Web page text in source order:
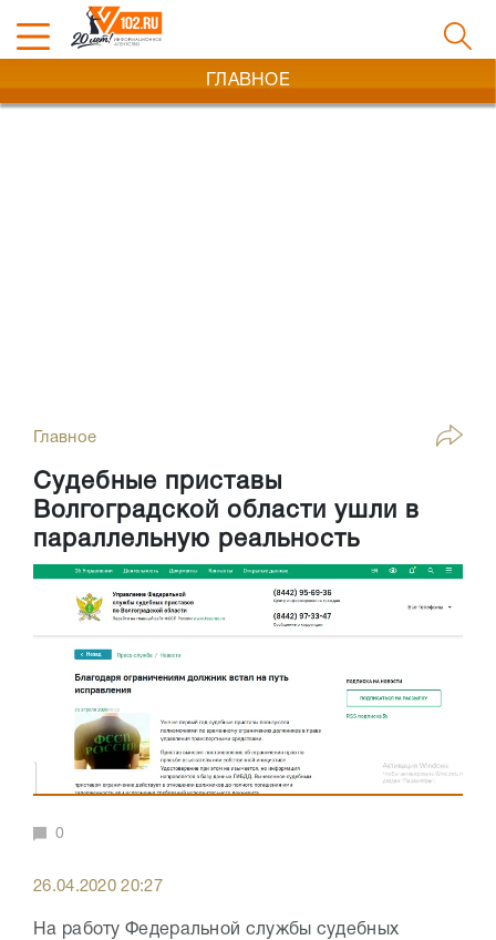
ГЛАВНОЕ
Главное
Судебные приставы
Волгоградской области ушли в
параллельную реальность
0
26.04.2020 20:27
На работу Федеральной службы судебных